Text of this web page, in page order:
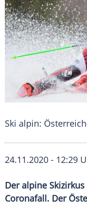
Ski alpin:
24.11.2020 - 12:29
Der alpine
Coronafall. Der